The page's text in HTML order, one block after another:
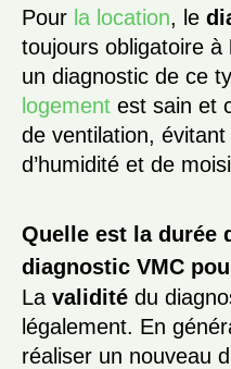
Pour la location, le
toujours obligatoire à
un diagnostic de ce
logement est sain et
de ventilation,
d’humidité et de
Quelle est la durée
diagnostic VMC
La validité du
légalement. En
réaliser un nouveau